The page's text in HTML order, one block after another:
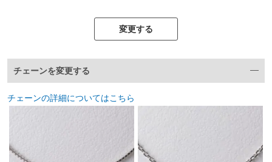
変更する
チェーンを変更する
チェーンの詳細についてはこちら